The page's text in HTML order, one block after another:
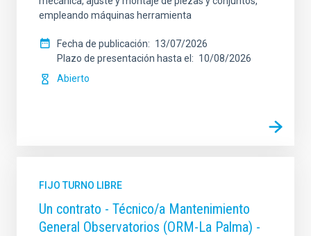
empleando máquinas herramienta
Fecha de publicación
13/07/2026
Plazo de presentación hasta el
10/08/2026
Abierto
FIJO TURNO LIBRE
Un contrato - Técnico/a Mantenimiento
General Observatorios (ORM-La Palma) -